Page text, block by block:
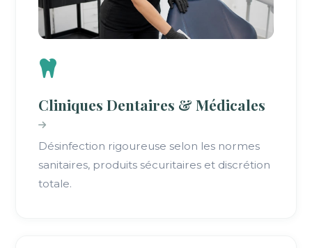
Cliniques Dentaires & Médicales
Désinfection rigoureuse selon les normes
sanitaires, produits sécuritaires et discrétion
totale.